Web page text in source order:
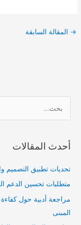
→ المقالة السابقة
ح
:
أحدث المقالات
تحديات تطبيق التصميم
متطلبات تحسين الدعم
مراجعة أدبية حول
المبنى